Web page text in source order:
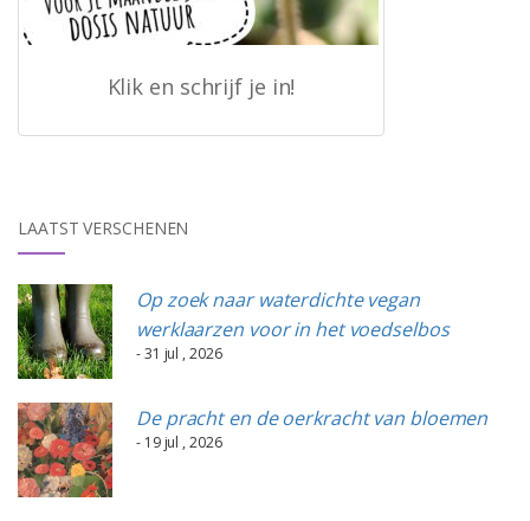
Klik en schrijf je in!
LAATST VERSCHENEN
Op zoek naar waterdichte vegan
werklaarzen voor in het voedselbos
- 31 jul , 2026
De pracht en de oerkracht van bloemen
- 19 jul , 2026